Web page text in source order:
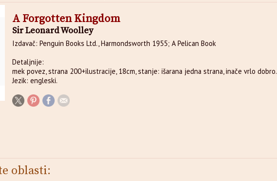
A Forgotten Kingdom
Sir Leonard Woolley
Izdavač: Penguin Books Ltd., Harmondsworth 1955; A Pelican Book
Detaljnije:
mek povez, strana 200+ilustracije, 18cm, stanje: išarana jedna strana, inače vrlo dobro.
Jezik: engleski.
oblasti: